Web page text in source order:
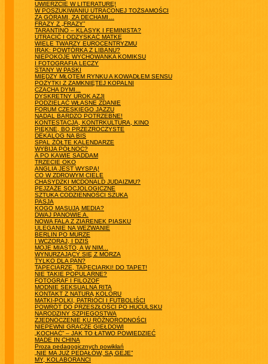
UWIERZCIE W LITERATURĘ!
W POSZUKIWANIU UTRACONEJ TOŻSAMOŚCI
ZA GÓRAMI, ZA DECHAMI…
FRAZY Z „FRAZY”
TARANTINO – KLASYK I FEMINISTA?
UTRACIĆ I ODZYSKAĆ MATKĘ
WIELE TWARZY EUROCENTRYZMU
IRAK: POWTÓRKA Z LIBANU?
NIEPOKOJE WYCHOWANKA KOMIKSU
I FOTOGRAFIA LECZY
STANY W PASKI
MIĘDZY MŁOTEM RYNKU A KOWADŁEM SENSU
POŻYTKI Z ZAMKNIĘTEJ KOPALNI
CZACHA DYMI...
DYSKRETNY UROK AZJI
PODZIELAĆ WŁASNE ZDANIE
FORUM CZESKIEGO JAZZU
NADAL BARDZO POTRZEBNE!
KONTESTACJA, KONTRKULTURA, KINO
PIĘKNE, BO PRZEZROCZYSTE
DEKALOG NA BIS
SPAL ŻÓŁTE KALENDARZE
WYBIJA PÓŁNOC?
A PO KAWIE SADDAM
TRZECIE OKO
ANGLIA JEST WYSPĄ!
CO W ZDROWYM CIELE
CHASYDZKI MCDONALD JUDAIZMU?
PEJZAŻE SOCJOLOGICZNE
SZTUKA CODZIENNOŚCI SZUKA
PASJA
KOGO MASUJĄ MEDIA?
DWAJ PANOWIE A.
NOWA FALA Z ZIARENEK PIASKU
ULEGANIE NA WEZWANIE
BERLIN PO MURZE
I WCZORAJ, I DZIŚ
MOJE MIASTO, A W NIM...
WYNURZAJĄCY SIĘ Z MORZA
TYLKO DLA PAŃ?
TAPECIARZE, TAPECIARKI! DO TAPET!
NIE TAKIE POPULARNE?
FOTOGRAF I FILOZOF
MODNIE SEKSUALNA RITA
KONTAKT Z NATURĄ KOLORU
MATKI-POLKI, PATRIOCI I FUTBOLIŚCI
POWRÓT DO PRZESZŁOŚCI PO HUCULSKU
NARODZINY SZPIEGOSTWA
ZJEDNOCZENIE KU RÓŻNORODNOŚCI
NIEPEWNI GRACZE GIEŁDOWI
„KOCHAĆ” – JAK TO ŁATWO POWIEDZIEĆ
MADE IN CHINA
Proza pedagogicznych powikłań
„NIE MA JUŻ PEDAŁÓW, SĄ GEJE”
MY, KOLABORANCI